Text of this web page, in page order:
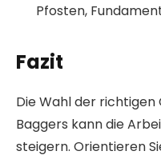
Pfosten,
Fazit
Die Wahl der
Baggers kann die
steigern. Orientieren